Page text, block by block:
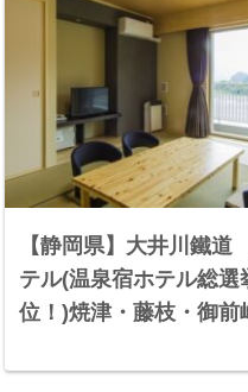
【静岡県】大井川鐵
テル(温泉宿ホテル総選
位！)焼津・藤枝・御前